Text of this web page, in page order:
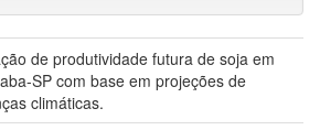
de produtividade futura de soja em
SP com base em projeções de
climáticas.